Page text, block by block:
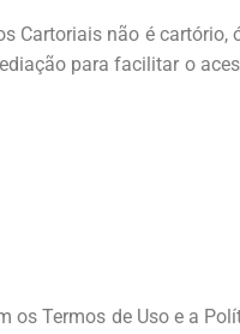
Cartoriais não é
para facilitar o
os Termos de Uso e a